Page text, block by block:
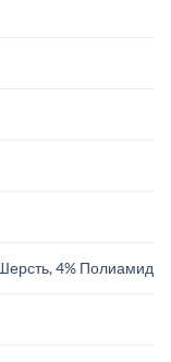
4% Полиамид